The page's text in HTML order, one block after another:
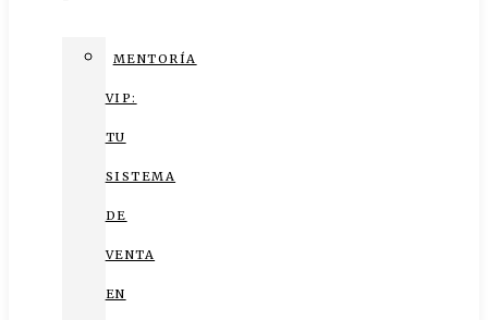
MENTORÍA
VIP:
TU
SISTEMA
DE
VENTA
EN